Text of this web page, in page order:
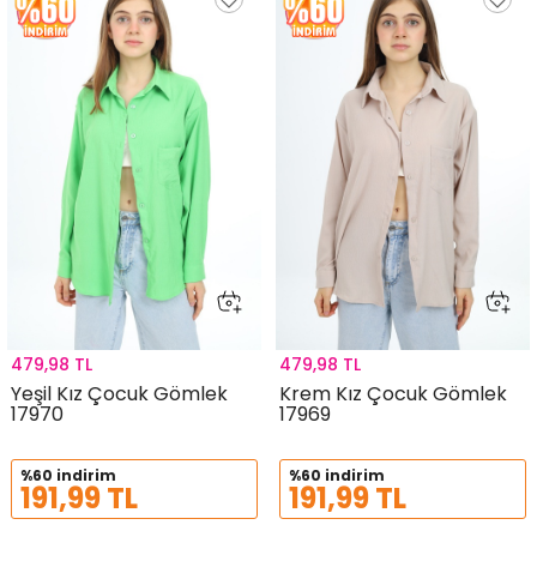
Yeşil Kız Çocuk Gömlek
17970
479,98 TL
%60 indirim
191,99 TL
Krem Kız Çocuk Gömlek
17969
479,98 TL
%60 indirim
191,99 TL